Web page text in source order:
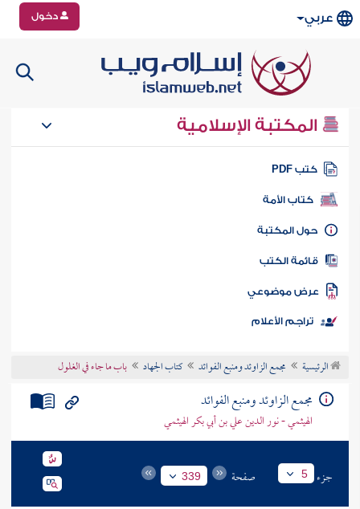
عربي دخول
المكتبة الإسلامية
كتب PDF
كتاب الأمة
المكتبة
الكتب
موضوعي
تراجم الأعلام
الرئيسية مجمع الزاوئد ومنبع الفوائد كتاب الجهاد باب ما جاء في الغلول
مجمع الزاوئد ومنبع الفوائد
الهيثمي - نور الدين علي بن أبي بكر الهيثمي
جزء 5 صفحة 339